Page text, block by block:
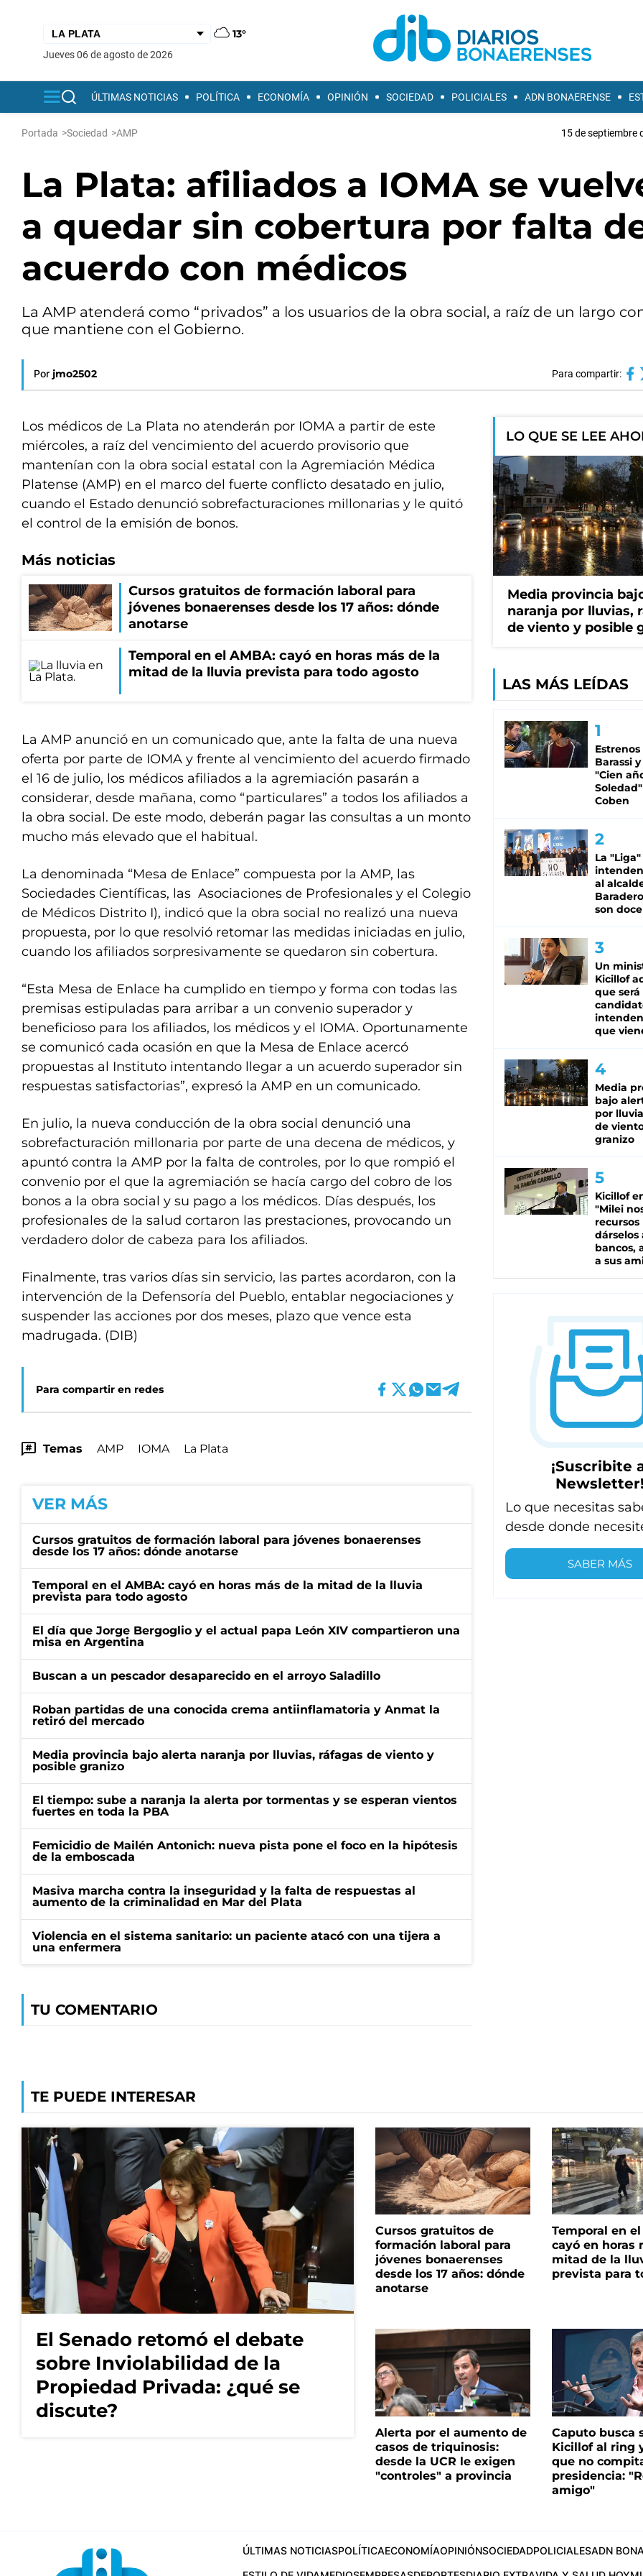
13°
jueves 06 de agosto de 2026
ÚLTIMAS NOTICIAS POLÍTICA ECONOMÍA OPINIÓN SOCIEDAD POLICIALES ADN BONAERENSE
Portada >Sociedad >AMP 15 de septiembre
La Plata: afiliados a IOMA se
a quedar sin cobertura por falta
acuerdo con médicos
La AMP atenderá como “privados” a los usuarios de la obra social, a raíz de un largo
que mantiene con el Gobierno.
Por jmo2502 Para compartir:
Los médicos de La Plata no atenderán por IOMA a partir de este
miércoles, a raíz del vencimiento del acuerdo provisorio que
mantenían con la obra social estatal con la Agremiación Médica
Platense (AMP) en el marco del fuerte conflicto desatado en julio,
cuando el Estado denunció sobrefacturaciones millonarias y le quitó
el control de la emisión de bonos.
Más noticias
Cursos gratuitos de formación laboral para
jóvenes bonaerenses desde los 17 años: dónde
anotarse
Temporal en el AMBA: cayó en horas más de la
mitad de la lluvia prevista para todo agosto
La AMP anunció en un comunicado que, ante la falta de una nueva
oferta por parte de IOMA y frente al vencimiento del acuerdo firmado
el 16 de julio, los médicos afiliados a la agremiación pasarán a
considerar, desde mañana, como “particulares” a todos los afiliados a
la obra social. De este modo, deberán pagar las consultas a un monto
mucho más elevado que el habitual.
La denominada “Mesa de Enlace” compuesta por la AMP, las
Sociedades Científicas, las Asociaciones de Profesionales y el Colegio
de Médicos Distrito I), indicó que la obra social no realizó una nueva
propuesta, por lo que resolvió retomar las medidas iniciadas en julio,
cuando los afiliados sorpresivamente se quedaron sin cobertura.
“Esta Mesa de Enlace ha cumplido en tiempo y forma con todas las
premisas estipuladas para arribar a un convenio superador y
beneficioso para los afiliados, los médicos y el IOMA. Oportunamente
se comunicó cada ocasión en que la Mesa de Enlace acercó
propuestas al Instituto intentando llegar a un acuerdo superador sin
respuestas satisfactorias”, expresó la AMP en un comunicado.
En julio, la nueva conducción de la obra social denunció una
sobrefacturación millonaria por parte de una decena de médicos, y
apuntó contra la AMP por la falta de controles, por lo que rompió el
convenio por el que la agremiación se hacía cargo del cobro de los
bonos a la obra social y su pago a los médicos. Días después, los
profesionales de la salud cortaron las prestaciones, provocando un
verdadero dolor de cabeza para los afiliados.
Finalmente, tras varios días sin servicio, las partes acordaron, con la
intervención de la Defensoría del Pueblo, entablar negociaciones y
suspender las acciones por dos meses, plazo que vence esta
madrugada. (DIB)
Para compartir en redes
Temas AMP IOMA La Plata
VER MÁS
Cursos gratuitos de formación laboral para jóvenes bonaerenses
desde los 17 años: dónde anotarse
Temporal en el AMBA: cayó en horas más de la mitad de la lluvia
prevista para todo agosto
El día que Jorge Bergoglio y el actual papa León XIV compartieron una
misa en Argentina
Buscan a un pescador desaparecido en el arroyo Saladillo
Roban partidas de una conocida crema antiinflamatoria y Anmat la
retiró del mercado
Media provincia bajo alerta naranja por lluvias, ráfagas de viento y
posible granizo
El tiempo: sube a naranja la alerta por tormentas y se esperan vientos
fuertes en toda la PBA
Femicidio de Mailén Antonich: nueva pista pone el foco en la hipótesis
de la emboscada
Masiva marcha contra la inseguridad y la falta de respuestas al
aumento de la criminalidad en Mar del Plata
Violencia en el sistema sanitario: un paciente atacó con una tijera a
una enfermera
TU COMENTARIO
LO QUE SE LEE
Media provincia
naranja por lluvias,
de viento y posible
LAS MÁS LEÍDAS
Estrenos
Barassi
"Cien
Coben
La
al
son doce
Un
Kicillof
que será
que
Media
bajo
por
de
granizo
Kicillof
"Milei
recursos
dárselos
bancos,
a sus
¡Suscribite
Newsletter!
Lo que necesitas
desde donde
SABER MÁS
TE PUEDE INTERESAR
El Senado retomó el debate
sobre Inviolabilidad de la
Propiedad Privada: ¿qué se
discute?
Cursos gratuitos de
formación laboral para
jóvenes bonaerenses
desde los 17 años: dónde
anotarse
Temporal en el
cayó en horas
mitad de la
prevista para
Alerta por el aumento de
casos de triquinosis:
desde la UCR le exigen
"controles" a provincia
Caputo busca
Kicillof al ring
que no
presidencia:
amigo"
ÚLTIMAS NOTICIASPOLÍTICAECONOMÍAOPINIÓNSOCIEDADPOLICIALESADN